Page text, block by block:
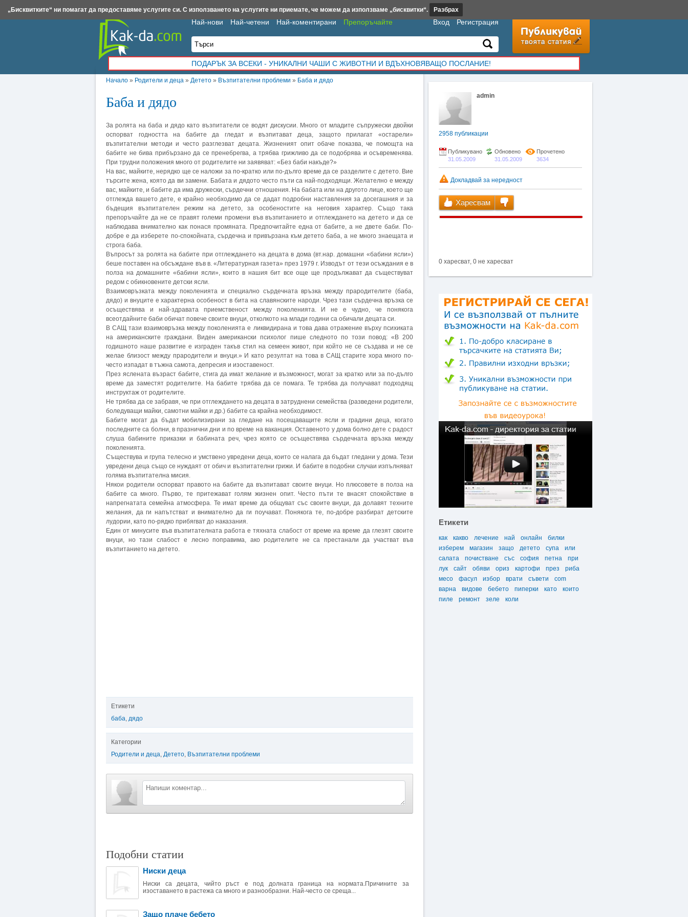
Начало » Родители и деца » Детето » Възпитателни проблеми » Баба и дядо
Баба и дядо
За ролята на баба и дядо като възпитатели се водят дискусии. Много от младите съпружески двойки
оспорват годността на бабите да гледат и възпитават деца, защото прилагат «остарели»
възпитателни методи и често разглезват децата. Жизненият опит обаче показва, че помощта на
бабите не бива прибързано да се пренебрегва, а трябва грижливо да се подобрява и осъвременява.
При трудни положения много от родителите ни заявяват: «Без баби накъде?»
На вас, майките, нерядко ще се наложи за по-кратко или по-дълго време да се разделите с детето. Вие
търсите жена, която да ви замени. Бабата и дядото често пъти са най-подходящи. Желателно е между
вас, майките, и бабите да има дружески, сърдечни отношения. На бабата или на другото лице, което ще
отглежда вашето дете, е крайно необходимо да се дадат подробни наставления за досегашния и за
бъдещия възпитателен режим на детето, за особеностите на неговия характер. Също така
препоръчайте да не се правят големи промени във възпитанието и отглеждането на детето и да се
наблюдава внимателно как понася промяната. Предпочитайте една от бабите, а не двете баби. По-
добре е да изберете по-спокойната, сърдечна и привързана към детето баба, а не много знаещата и
строга баба.
Въпросът за ролята на бабите при отглеждането на децата в дома (вт.нар. домашни «бабини ясли»)
беше поставен на обсъждане във в. «Литературная газета» през 1979 г. Изводът от тези осъждания е в
полза на домашните «бабини ясли», които в нашия бит все още ще продължават да съществуват
редом с обикновените детски ясли.
Взаимовръзката между поколенията и специално сърдечната връзка между прародителите (баба,
дядо) и внуците е характерна особеност в бита на славянските народи. Чрез тази сърдечна връзка се
осъществява и най-здравата приемственост между поколенията. И не е чудно, че понякога
всеотдайните баби обичат повече своите внуци, отколкото на млади години са обичали децата си.
В САЩ тази взаимовръзка между поколенията е ликвидирана и това дава отражение върху психиката
на американските граждани. Виден американски психолог пише следното по този повод: «В 200
годишното наше развитие е изграден такъв стил на семеен живот, при който не се създава и не се
желае близост между прародители и внуци.» И като резултат на това в САЩ старите хора много по-
често изпадат в тъжна самота, депресия и изоставеност.
През яслената възраст бабите, стига да имат желание и възможност, могат за кратко или за по-дълго
време да заместят родителите. На бабите трябва да се помага. Те трябва да получават подходящ
инструктаж от родителите.
Не трябва да се забравя, че при отглеждането на децата в затруднени семейства (разведени родители,
боледуващи майки, самотни майки и др.) бабите са крайна необходимост.
Бабите могат да бъдат мобилизирани за гледане на посещаващите ясли и градини деца, когато
последните са болни, в празнични дни и по време на ваканция. Оставеното у дома болно дете с радост
слуша бабините приказки и бабината реч, чрез която се осъществява сърдечната връзка между
поколенията.
Съществува и група телесно и умствено увредени деца, които се налага да бъдат гледани у дома. Тези
увредени деца също се нуждаят от обич и възпитателни грижи. И бабите в подобни случаи изпълняват
голяма възпитателна мисия.
Някои родители оспорват правото на бабите да възпитават своите внуци. Но плюсовете в полза на
бабите са много. Първо, те притежават голям жизнен опит. Често пъти те внасят спокойствие в
напрегнатата семейна атмосфера. Те имат време да общуват със своите внуци, да долавят техните
желания, да ги напътстват и внимателно да ги поучават. Понякога те, по-добре разбират детските
лудории, като по-рядко прибягват до наказания.
Един от минусите във възпитателната работа е тяхната слабост от време иа време да глезят своите
внуци, но тази слабост е лесно поправима, ако родителите не са престанали да участват във
възпитанието на детето.
Етикети
баба, дядо
Категории
Родители и деца, Детето, Възпитателни проблеми
Подобни статии
Ниски деца
Ниски са децата, чийто ръст е под долната граница на нормата.Причините за
изоставането в растежа са много и разнообразни. Най-често се среща...
Защо плаче бебето
admin
2958 публикации
Публикувано
31.05.2009
Обновено
31.05.2009
Прочетено
3634
Докладвай за нередност
Харесвам
0 харесват, 0 не харесват
Етикети
как какво лечение най онлайн
билки
изберем
магазин защо детето супа
или
салата
почистване със софия петна
при
лук
сайт обяви ориз картофи през
риба
месо
фасул избор врати съвети
com
варна
видове бебето пиперки като
които
пиле
ремонт зеле коли
Най-нови Най-четени Най-коментирани Препоръчайте Вход Регистрация
ПОДАРЪК ЗА ВСЕКИ - УНИКАЛНИ ЧАШИ С ЖИВОТНИ И ВДЪХНОВЯВАЩО ПОСЛАНИЕ!
Insert.bg Framar.bg Kak-da.com Iztochnik.com BauBau.bg NewAge.bg
„Бисквитките“ ни помагат да предоставяме услугите си. С използването на услугите ни приемате, че можем да използваме „бисквитки“. Разбрах